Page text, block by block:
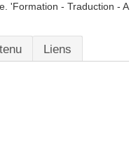
'Formation - Traduction - A
Liens